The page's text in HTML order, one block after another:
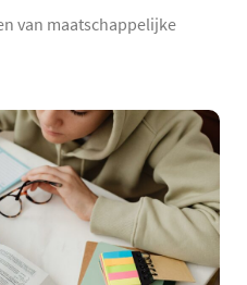
van maatschappelijke